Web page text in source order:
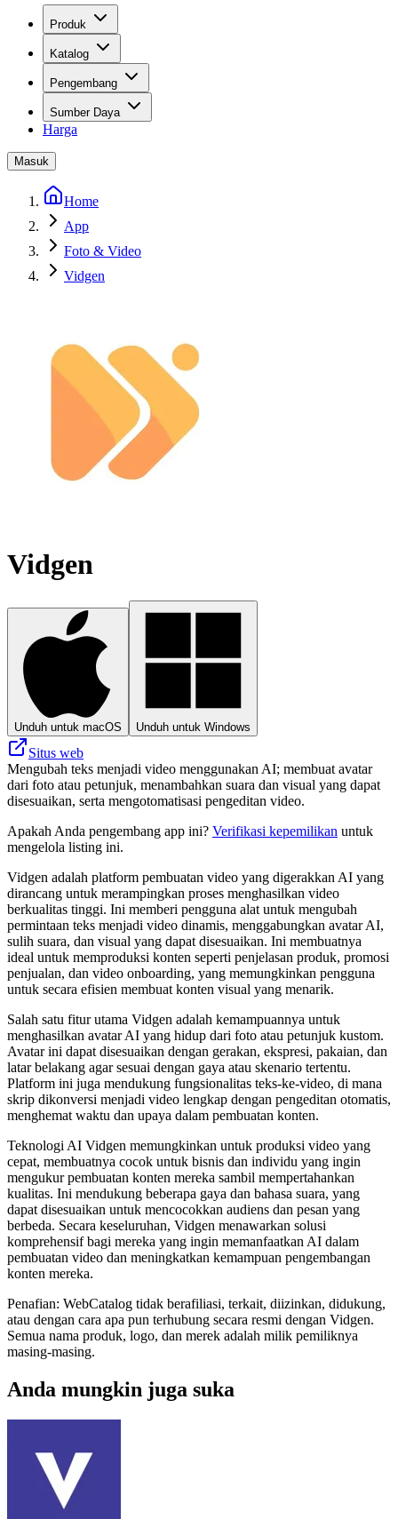
Produk
Katalog
Pengembang
Sumber Daya
Harga
Masuk
Home
App
Foto & Video
Vidgen
Vidgen
Unduh untuk macOS Unduh untuk Windows
Situs web
Mengubah teks menjadi video menggunakan AI; membuat avatar
dari foto atau petunjuk, menambahkan suara dan visual yang dapat
disesuaikan, serta mengotomatisasi pengeditan video.
Apakah Anda pengembang app ini? Verifikasi kepemilikan untuk
mengelola listing ini.
Vidgen adalah platform pembuatan video yang digerakkan AI yang
dirancang untuk merampingkan proses menghasilkan video
berkualitas tinggi. Ini memberi pengguna alat untuk mengubah
permintaan teks menjadi video dinamis, menggabungkan avatar AI,
sulih suara, dan visual yang dapat disesuaikan. Ini membuatnya
ideal untuk memproduksi konten seperti penjelasan produk, promosi
penjualan, dan video onboarding, yang memungkinkan pengguna
untuk secara efisien membuat konten visual yang menarik.
Salah satu fitur utama Vidgen adalah kemampuannya untuk
menghasilkan avatar AI yang hidup dari foto atau petunjuk kustom.
Avatar ini dapat disesuaikan dengan gerakan, ekspresi, pakaian, dan
latar belakang agar sesuai dengan gaya atau skenario tertentu.
Platform ini juga mendukung fungsionalitas teks-ke-video, di mana
skrip dikonversi menjadi video lengkap dengan pengeditan otomatis,
menghemat waktu dan upaya dalam pembuatan konten.
Teknologi AI Vidgen memungkinkan untuk produksi video yang
cepat, membuatnya cocok untuk bisnis dan individu yang ingin
mengukur pembuatan konten mereka sambil mempertahankan
kualitas. Ini mendukung beberapa gaya dan bahasa suara, yang
dapat disesuaikan untuk mencocokkan audiens dan pesan yang
berbeda. Secara keseluruhan, Vidgen menawarkan solusi
komprehensif bagi mereka yang ingin memanfaatkan AI dalam
pembuatan video dan meningkatkan kemampuan pengembangan
konten mereka.
Penafian: WebCatalog tidak berafiliasi, terkait, diizinkan, didukung,
atau dengan cara apa pun terhubung secara resmi dengan Vidgen.
Semua nama produk, logo, dan merek adalah milik pemiliknya
masing-masing.
Anda mungkin juga suka